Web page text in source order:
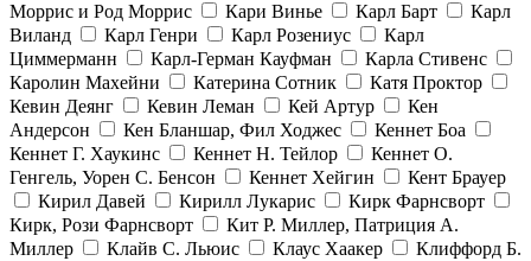
Моррис и Род Моррис
Кари Винье Карл Барт
Карл
Виланд
Карл Генри Карл Розениус
Карл
Циммерманн
Карл-Герман Кауфман
Карла Стивенс
Каролин Махейни
Катерина Сотник
Катя Проктор
Кевин Деянг
Кевин Леман Кей Артур
Кен
Андерсон
Кен Бланшар, Фил Ходжес
Кеннет Боа
Кеннет Г. Хаукинс
Кеннет Н. Тейлор
Кеннет О.
Генгель, Уорен С. Бенсон
Кеннет Хейгин
Кент Брауер
Кирил Давей
Кирилл Лукарис
Кирк Фарнсворт
Кирк, Рози Фарнсворт
Кит Р. Миллер, Патриция А.
Миллер
Клайв С. Льюис Клаус Хаакер
Клиффорд Б.